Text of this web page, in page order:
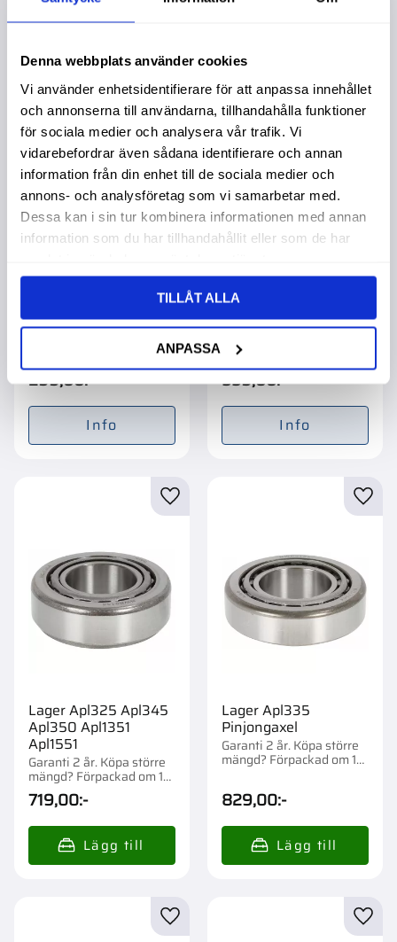
Denna webbplats använder cookies
Vi använder enhetsidentifierare för att anpassa innehållet
och annonserna till användarna, tillhandahålla funktioner
för sociala medier och analysera vår trafik. Vi
vidarebefordrar även sådana identifierare och annan
information från din enhet till de sociala medier och
annons- och analysföretag som vi samarbetar med.
Dessa kan i sin tur kombinera informationen med annan
information som du har tillhandahållit eller som de har
TILLÅT ALLA
ANPASSA
659,00:- 2 895,00
Kylvätskefilter
299,00:-
Lägg till i favoriter
Info
Kylvätskefilter Fo
89672301
559,00:-
Info
Lager Apl325 Apl345
Apl350 Apl1351
Apl1551
Garanti 2 år. Köpa större
mängd? Förpackad om 1
st.
719,00:-
Lägg till i favoriter
Lager Apl335
Pinjongaxel
Garanti 2 år. Köpa större
mängd? Förpackad om 1
829,00:-
Lägg till i favoriter